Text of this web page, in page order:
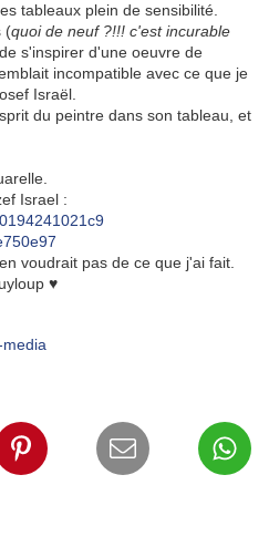
tableaux plein de sensibilité.
(quoi de neuf ?!!! c'est incurable
s'inspirer d'une oeuvre de
incompatible avec ce que je
Israël.
du peintre dans son tableau, et
Israel :
voudrait pas de ce que j'ai fait.
♥